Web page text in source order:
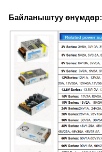
Байланыштуу өнүмдөр: